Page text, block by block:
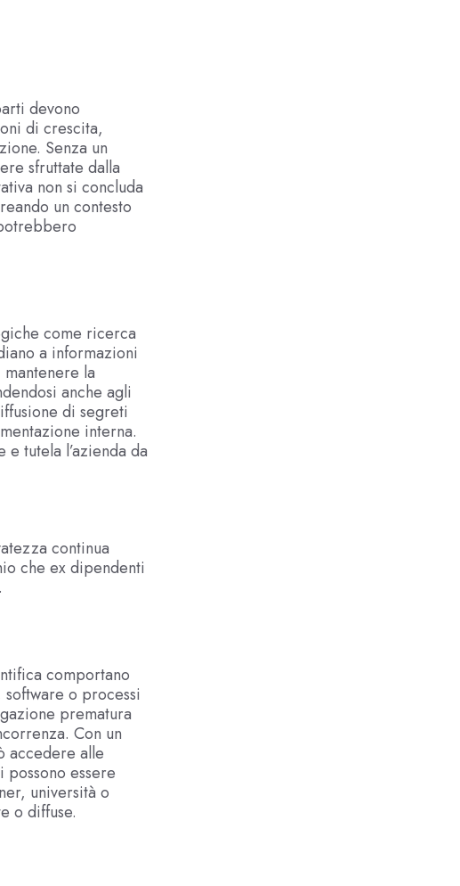
devono
di crescita,
Senza un
sfruttate dalla
non si concluda
un contesto
come ricerca
a informazioni
la
anche agli
di segreti
interna.
tutela l’azienda da
continua
che ex dipendenti
comportano
o processi
prematura
Con un
accedere alle
essere
università o
o diffuse.